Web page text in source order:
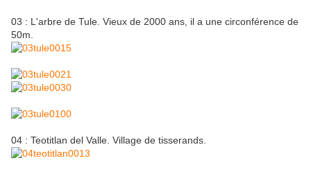
03 : L'arbre de Tule. Vieux de 2000 ans, il a une circonférence de
50m.
04 : Teotitlan del Valle. Village de tisserands.